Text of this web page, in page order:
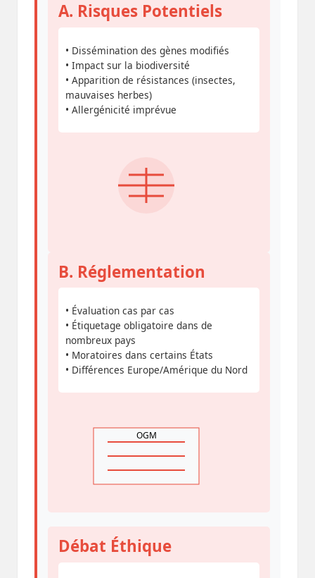
A. Risques Potentiels
• Dissémination des gènes modifiés
• Impact sur la biodiversité
• Apparition de résistances (insectes,
mauvaises herbes)
• Allergénicité imprévue
B. Réglementation
• Évaluation cas par cas
• Étiquetage obligatoire dans de
nombreux pays
• Moratoires dans certains États
• Différences Europe/Amérique du Nord
OGM
Débat Éthique